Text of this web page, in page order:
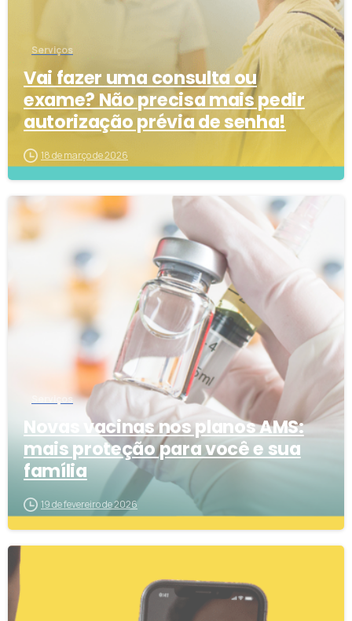
Serviços
Vai fazer uma consulta ou
exame? Não precisa mais pedir
autorização prévia de senha!
18 de março de 2026
Serviços
Novas vacinas nos planos AMS:
mais proteção para você e sua
família
19 de fevereiro de 2026